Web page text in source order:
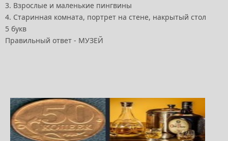
3. Взрослые и маленькие пингвины
4. Старинная комната, портрет на стене, накрытый стол
5 букв
Правильный ответ - МУЗЕЙ